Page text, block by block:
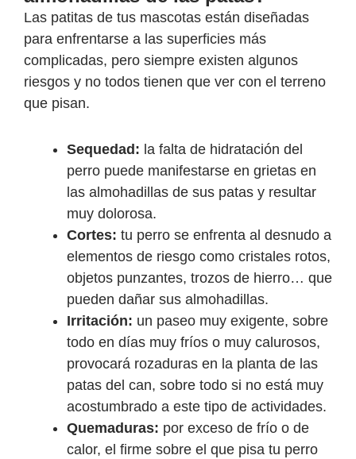
Las patitas de tus mascotas están diseñadas
para enfrentarse a las superficies más
complicadas, pero siempre existen algunos
riesgos y no todos tienen que ver con el terreno
que pisan.
Sequedad: la falta de hidratación del
perro puede manifestarse en grietas en
las almohadillas de sus patas y resultar
muy dolorosa.
Cortes: tu perro se enfrenta al desnudo a
elementos de riesgo como cristales rotos,
objetos punzantes, trozos de hierro… que
pueden dañar sus almohadillas.
Irritación: un paseo muy exigente, sobre
todo en días muy fríos o muy calurosos,
provocará rozaduras en la planta de las
patas del can, sobre todo si no está muy
acostumbrado a este tipo de actividades.
Quemaduras: por exceso de frío o de
calor, el firme sobre el que pisa tu perro